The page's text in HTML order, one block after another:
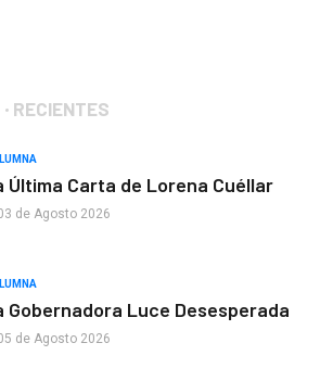
RECIENTES
Última Carta de Lorena Cuéllar
de Agosto 2026
Gobernadora Luce Desesperada
de Agosto 2026